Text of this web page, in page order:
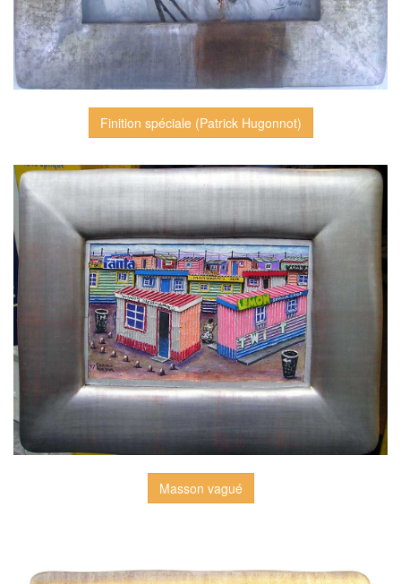
Finition spéciale (Patrick Hugonnot)
Masson vagué